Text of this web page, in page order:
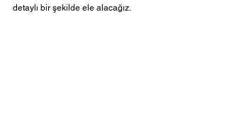
detaylı bir şekilde ele alacağız.